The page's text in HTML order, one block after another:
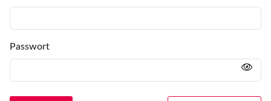
Passwort